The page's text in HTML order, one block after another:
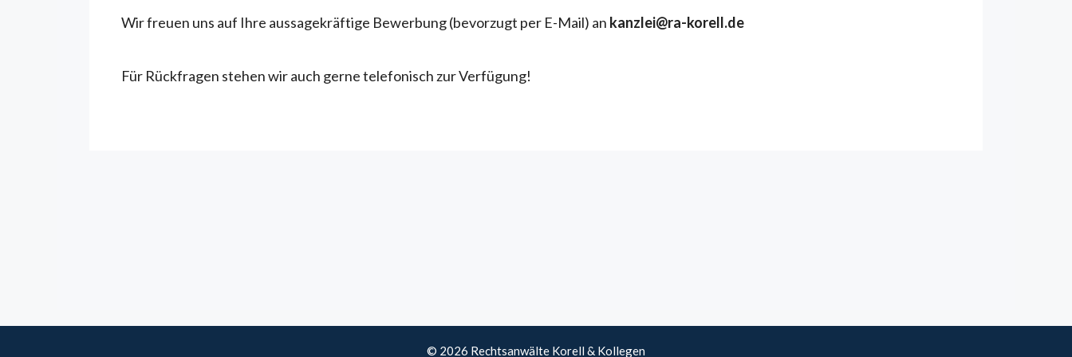
Wir freuen uns auf Ihre aussagekräftige Bewerbung (bevorzugt per E-Mail) an kanzlei@ra-korell.de
Für Rückfragen stehen wir auch gerne telefonisch zur Verfügung!
© 2026 Rechtsanwälte Korell & Kollegen